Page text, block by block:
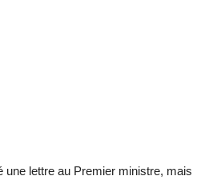
une lettre au Premier ministre, mais